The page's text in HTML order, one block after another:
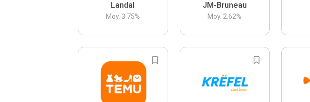
Landal
Moy. 3.75%
JM-Bruneau
Moy. 2.62%